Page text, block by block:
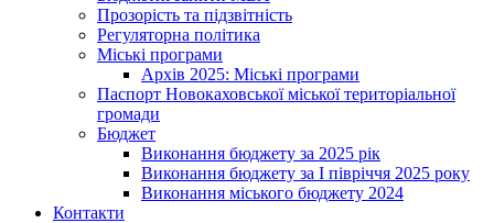
Прозорість та підзвітність
Регуляторна політика
Міські програми
Архів 2025: Міські програми
Паспорт Новокаховської міської територіальної
громади
Бюджет
Виконання бюджету за 2025 рік
Виконання бюджету за І півріччя 2025 року
Виконання міського бюджету 2024
Контакти